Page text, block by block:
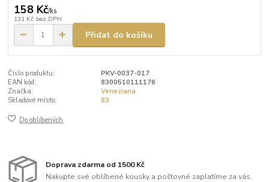
158 Kč/ks
131 Kč bez DPH
Přidat do košíku
Číslo produktu:
PKV-0037-017
EAN kód:
8300510111176
Značka:
Veneziana
Skladové místo:
83
Do oblíbených
Doprava zdarma od 1500 Kč
Nakupte své oblíbené kousky a poštovné zaplatíme za vás.